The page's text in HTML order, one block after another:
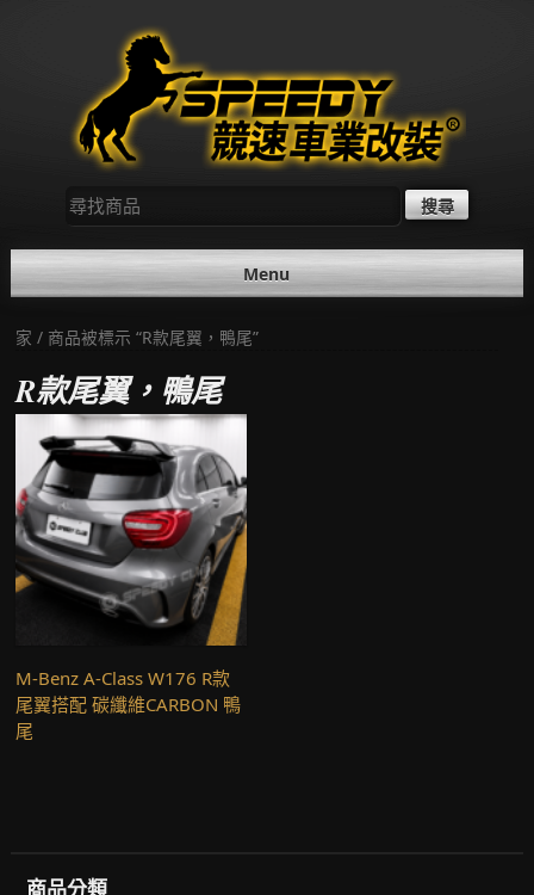
尋
找：
Menu
家 / 商品被標示 “R款尾翼，鴨尾”
R款尾翼，鴨尾
M-Benz A-Class W176 R款
尾翼搭配 碳纖維CARBON 鴨
尾
商品分類